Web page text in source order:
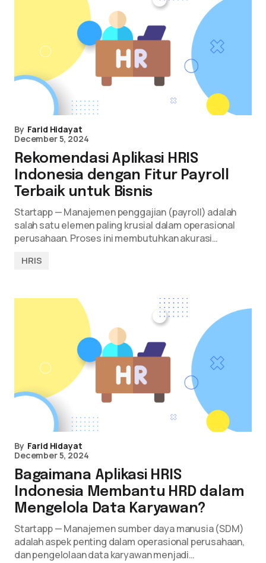
By Farid Hidayat
December 5, 2024
Rekomendasi Aplikasi HRIS
Indonesia dengan Fitur Payroll
Terbaik untuk Bisnis
Startapp — Manajemen penggajian (payroll) adalah
salah satu elemen paling krusial dalam operasional
perusahaan. Proses ini membutuhkan akurasi…
HRIS
By Farid Hidayat
December 5, 2024
Bagaimana Aplikasi HRIS
Indonesia Membantu HRD dalam
Mengelola Data Karyawan?
Startapp — Manajemen sumber daya manusia (SDM)
adalah aspek penting dalam operasional perusahaan,
dan pengelolaan data karyawan menjadi…